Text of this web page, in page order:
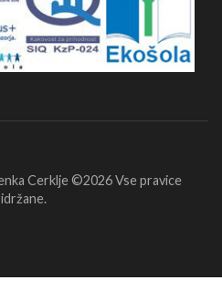
Cerklje ©2026Vse pravice